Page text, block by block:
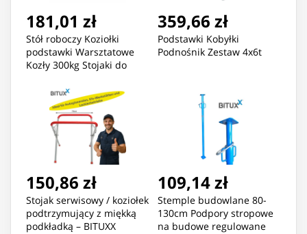
181,01 zł
Stół roboczy Koziołki
podstawki Warsztatowe
Kozły 300kg Stojaki do
359,66 zł
Podstawki Kobyłki
Podnośnik Zestaw 4x6t
150,86 zł
Stojak serwisowy / koziołek
podtrzymujący z miękką
podkładką – BITUXX
109,14 zł
Stemple budowlane 80-
130cm Podpory stropowe
na budowe regulowane